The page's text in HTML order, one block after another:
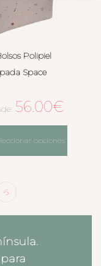
Polipiel
Space
56.00€
opciones
6